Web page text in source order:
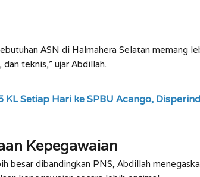
ASN di Halmahera Selatan memang
teknis,” ujar Abdillah.
KL Setiap Hari ke SPBU Acango,
Kepegawaian
besar dibandingkan PNS, Abdillah